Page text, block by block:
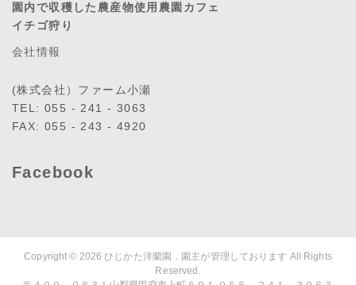
園内で収穫した農産物使用農園カフェ
イチゴ狩り
会社情報
(株式会社）ファーム小瀬
TEL: 055 - 241 - 3063
FAX: 055 - 243 - 4920
Facebook
Copyright © 2026ひじかた洋蘭園．園主が管理しております All Rights
Reserved.